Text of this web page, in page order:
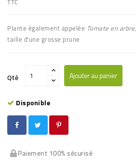
Plante également appelée Tomate en arbre,
taille d'une grosse prune
Qté Ajouter au panier
Disponible
Paiement 100% sécurisé